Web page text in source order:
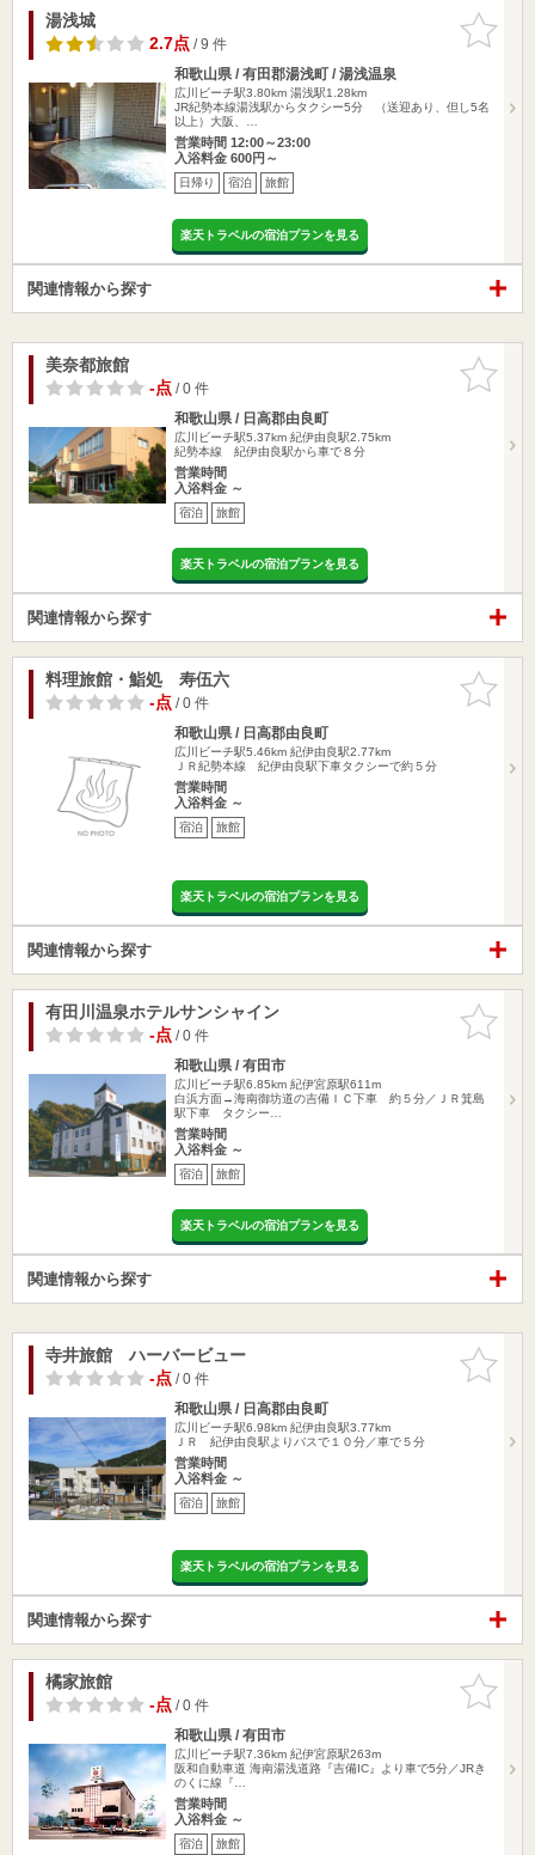
お気に入
りに追加
湯浅城
2.7点/ 9 件
和歌山県 / 有田郡湯浅町 / 湯浅温泉
広川ビーチ駅3.80km 湯浅駅1.28km
JR紀勢本線湯浅駅からタクシー5分 （送迎あり、但し5名
以上）大阪、…
営業時間 12:00～23:00
入浴料金 600円～
日帰り 宿泊 旅館
楽天トラベルの宿泊プランを見る
関連情報から探す
お気に入
りに追加
美奈都旅館
-点/ 0 件
和歌山県 / 日高郡由良町
広川ビーチ駅5.37km 紀伊由良駅2.75km
紀勢本線 紀伊由良駅から車で８分
営業時間
入浴料金 ～
宿泊 旅館
楽天トラベルの宿泊プランを見る
関連情報から探す
お気に入
りに追加
料理旅館・鮨処 寿伍六
-点/ 0 件
和歌山県 / 日高郡由良町
広川ビーチ駅5.46km 紀伊由良駅2.77km
ＪＲ紀勢本線 紀伊由良駅下車タクシーで約５分
営業時間
入浴料金 ～
宿泊 旅館
楽天トラベルの宿泊プランを見る
関連情報から探す
お気に入
りに追加
有田川温泉ホテルサンシャイン
-点/ 0 件
和歌山県 / 有田市
広川ビーチ駅6.85km 紀伊宮原駅611m
白浜方面→海南御坊道の吉備ＩＣ下車 約５分／ＪＲ箕島
駅下車 タクシー…
営業時間
入浴料金 ～
宿泊 旅館
楽天トラベルの宿泊プランを見る
関連情報から探す
お気に入
りに追加
寺井旅館 ハーバービュー
-点/ 0 件
和歌山県 / 日高郡由良町
広川ビーチ駅6.98km 紀伊由良駅3.77km
ＪＲ 紀伊由良駅よりバスで１０分／車で５分
営業時間
入浴料金 ～
宿泊 旅館
楽天トラベルの宿泊プランを見る
関連情報から探す
お気に入
りに追加
橘家旅館
-点/ 0 件
和歌山県 / 有田市
広川ビーチ駅7.36km 紀伊宮原駅263m
阪和自動車道 海南湯浅道路『吉備IC』より車で5分／JRき
のくに線『…
営業時間
入浴料金 ～
宿泊 旅館